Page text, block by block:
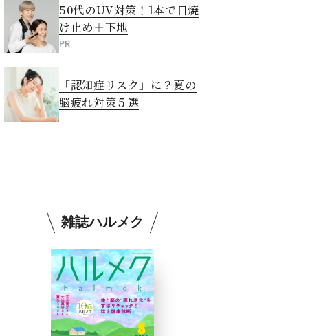
50代のUV対策！1本で日焼
け止め＋下地
PR
「認知症リスク」に？夏の
脳疲れ対策５選
雑誌ハルメク